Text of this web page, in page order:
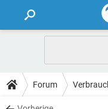
FORUM
TIPPS
Forum